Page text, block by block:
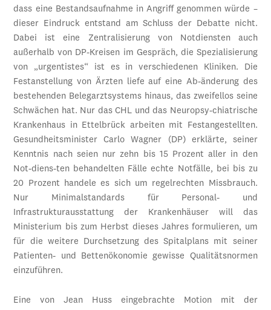
dass eine Bestandsaufnahme in Angriff genommen würde –
dieser Eindruck entstand am Schluss der Debatte nicht.
Dabei ist eine Zentralisierung von Notdiensten auch
außerhalb von DP-Kreisen im Gespräch, die Spezialisierung
von „urgentistes“ ist es in verschiedenen Kliniken. Die
Festanstellung von Ärzten liefe auf eine Ab-änderung des
bestehenden Belegarztsystems hinaus, das zweifellos seine
Schwächen hat. Nur das CHL und das Neuropsy-chiatrische
Krankenhaus in Ettelbrück arbeiten mit Festangestellten.
Gesundheitsminister Carlo Wagner (DP) erklärte, seiner
Kenntnis nach seien nur zehn bis 15 Prozent aller in den
Not-diens-ten behandelten Fälle echte Notfälle, bei bis zu
20 Prozent handele es sich um regelrechten Missbrauch.
Nur Minimalstandards für Personal- und
Infrastrukturausstattung der Krankenhäuser will das
Ministerium bis zum Herbst dieses Jahres formulieren, um
für die weitere Durchsetzung des Spitalplans mit seiner
Patienten- und Bettenökonomie gewisse Qualitätsnormen
einzuführen.
Eine von Jean Huss eingebrachte Motion mit der